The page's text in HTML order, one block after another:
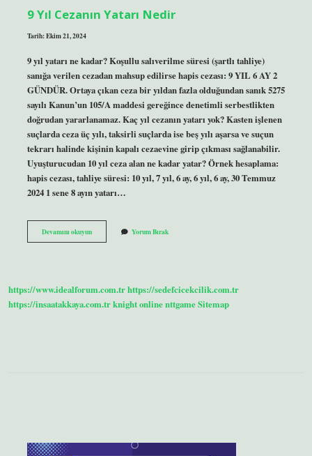
9 Yıl Cezanın Yatarı Nedir
Tarih: Ekim 21, 2024
9 yıl yatarı ne kadar? Koşullu salıverilme süresi (şartlı tahliye)
sanığa verilen cezadan mahsup edilirse hapis cezası: 9 YIL 6 AY ​​2
GÜNDÜR. Ortaya çıkan ceza bir yıldan fazla olduğundan sanık 5275
sayılı Kanun’un 105/A maddesi gereğince denetimli serbestlikten
doğrudan yararlanamaz. Kaç yıl cezanın yatarı yok? Kasten işlenen
suçlarda ceza üç yılı, taksirli suçlarda ise beş yılı aşarsa ve suçun
tekrarı halinde kişinin kapalı cezaevine girip çıkması sağlanabilir.
Uyuşturucudan 10 yıl ceza alan ne kadar yatar? Örnek hesaplama:
hapis cezası, tahliye süresi: 10 yıl, 7 yıl, 6 ay, 6 yıl, 6 ay, 30 Temmuz
2024 1 sene 8 ayın yatarı…
Devamını okuyun9
Yıl
Yorum Bırak
https://www.idealforum.com.trhttps://sedefcicekcilik.com.tr
https://insaatakkaya.com.trknight onlinenttgameSitemap